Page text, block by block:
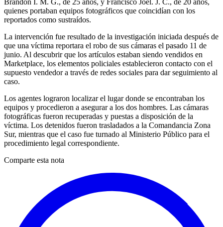
quienes portaban equipos fotográficos que coincidían con los
reportados como sustraídos.
La intervención fue resultado de la investigación iniciada después de
que una víctima reportara el robo de sus cámaras el pasado 11 de
junio. Al descubrir que los artículos estaban siendo vendidos en
Marketplace, los elementos policiales establecieron contacto con el
supuesto vendedor a través de redes sociales para dar seguimiento al
caso.
Los agentes lograron localizar el lugar donde se encontraban los
equipos y procedieron a asegurar a los dos hombres. Las cámaras
fotográficas fueron recuperadas y puestas a disposición de la
víctima. Los detenidos fueron trasladados a la Comandancia Zona
Sur, mientras que el caso fue turnado al Ministerio Público para el
procedimiento legal correspondiente.
Comparte esta nota